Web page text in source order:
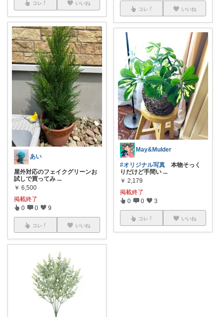
コレ いいね
あい
屋外対応のフェイクグリーンお
試しで買ってみ ...
￥ 6,500
掲載終了
0 0 9
コレ いいね
コレ いいね
May&Mulder
#オリジナル写真 本物そっく
りだけど手間い ...
￥ 2,179
掲載終了
0 0 3
コレ いいね